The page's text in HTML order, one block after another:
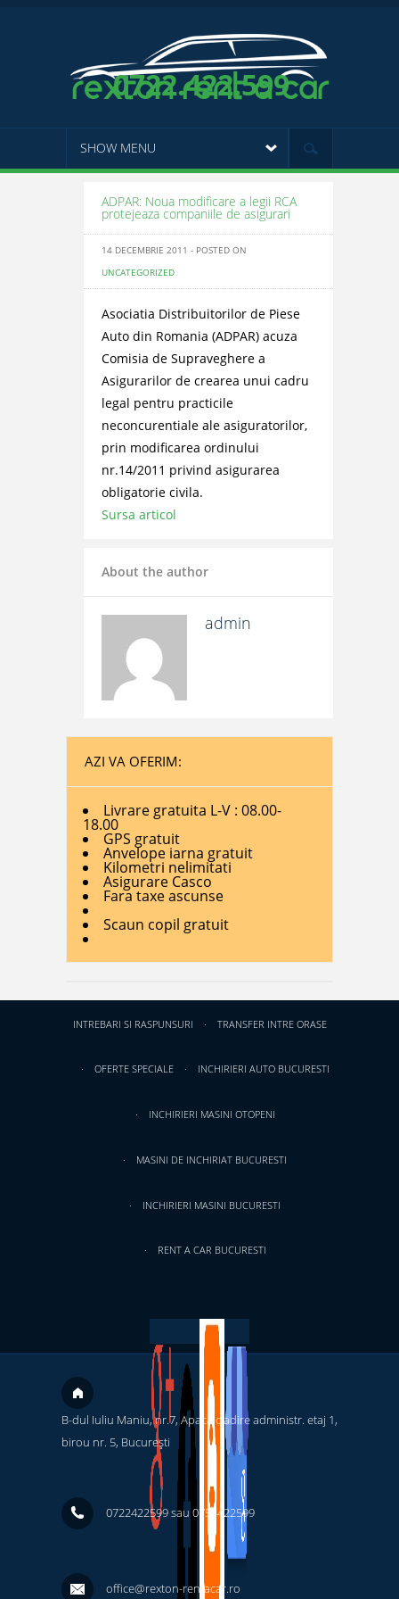
0722.422.599
SHOW MENU
ADPAR: Noua modificare a legii RCA
protejeaza companiile de asigurari
14 DECEMBRIE 2011 - POSTED ON
UNCATEGORIZED
Asociatia Distribuitorilor de Piese
Auto din Romania (ADPAR) acuza
Comisia de Supraveghere a
Asigurarilor de crearea unui cadru
legal pentru practicile
neconcurentiale ale asiguratorilor,
prin modificarea ordinului
nr.14/2011 privind asigurarea
obligatorie civila.
Sursa articol
About the author
admin
AZI VA OFERIM:
Livrare gratuita L-V : 08.00-
18.00
GPS gratuit
Anvelope iarna gratuit
Kilometri nelimitati
Asigurare Casco
Fara taxe ascunse
Scaun copil gratuit
INTREBARI SI RASPUNSURI TRANSFER INTRE ORASE
OFERTE SPECIALE INCHIRIERI AUTO BUCURESTI
INCHIRIERI MASINI OTOPENI
MASINI DE INCHIRIAT BUCURESTI
INCHIRIERI MASINI BUCURESTI
RENT A CAR BUCURESTI
B-dul Iuliu Maniu, nr.7, Apaca cladire administr. etaj 1,
birou nr. 5, București ‎
0722422599 sau 0754422599
office@rexton-rentacar.ro